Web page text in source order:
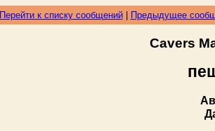
Перейти к списку сообщений| Предыдущее
Cavers